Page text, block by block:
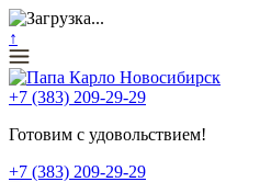
↑
+7 (383) 209-29-29
Готовим с удовольствием!
+7 (383) 209-29-29